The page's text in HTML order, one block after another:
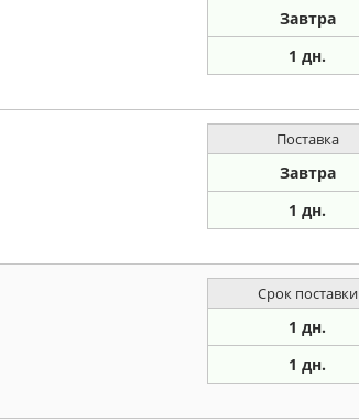
Завтра
1 дн.
Поставка
Завтра
1 дн.
Срок поставки
1 дн.
1 дн.